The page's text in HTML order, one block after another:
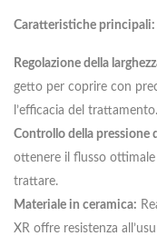
Caratteristiche principali:
Regolazione della
getto per coprire con
l’efficacia del trattamento.
Controllo della pressione
ottenere il flusso
trattare.
Materiale in ceramica:
XR offre resistenza